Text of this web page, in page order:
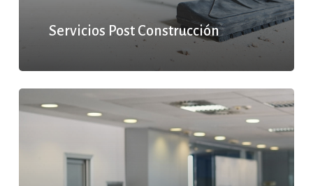
Servicios Post Construcción